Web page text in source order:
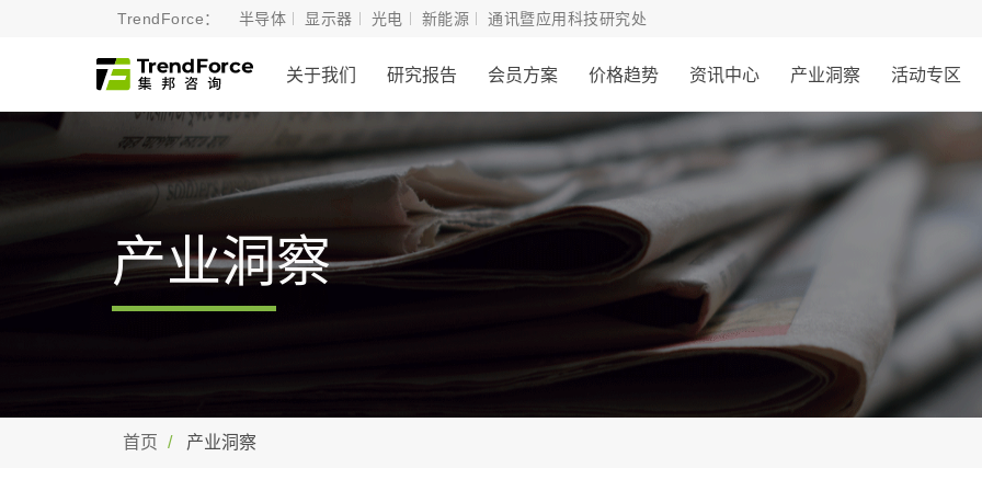
TrendForce： 半导体 显示器 光电 新能源 通讯暨应用科技研究处
关于我们 研究报告 会员方案 价格趋势 资讯中心 产业洞察 活动专区
产业洞察
首页 产业洞察